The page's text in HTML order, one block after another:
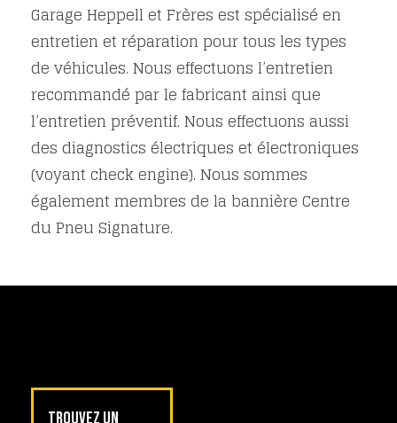
Garage Heppell et Frères est spécialisé en
entretien et réparation pour tous les types
de véhicules. Nous effectuons l’entretien
recommandé par le fabricant ainsi que
l’entretien préventif. Nous effectuons aussi
des diagnostics électriques et électroniques
(voyant check engine). Nous sommes
également membres de la bannière Centre
du Pneu Signature.
TROUVEZ UN